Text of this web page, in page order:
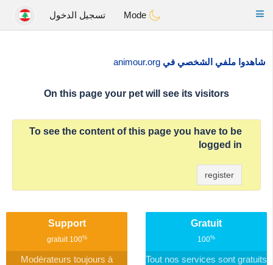
Animour
Toggle
تسجيل الدخول
شاهدوا ملفي الشخصي في
On this page your pet will see its visitors
To see the content of this page you have to be
logged in
register
Gratuit
100%
Tout nos services sont gratuits
Support
100%
gratuit
Modérateurs toujours à